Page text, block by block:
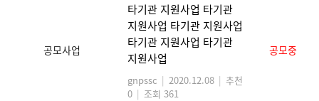
공모사업
타기관 지원사업 타기관
지원사업 타기관 지원사업
타기관 지원사업 타기관
지원사업
gnpssc | 2020.12.08 | 추천
0 | 조회 361
공모중